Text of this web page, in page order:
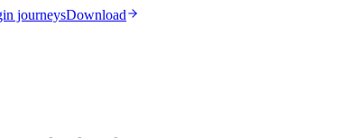
journeysDownload